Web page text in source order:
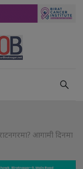
आगामी दिनमा